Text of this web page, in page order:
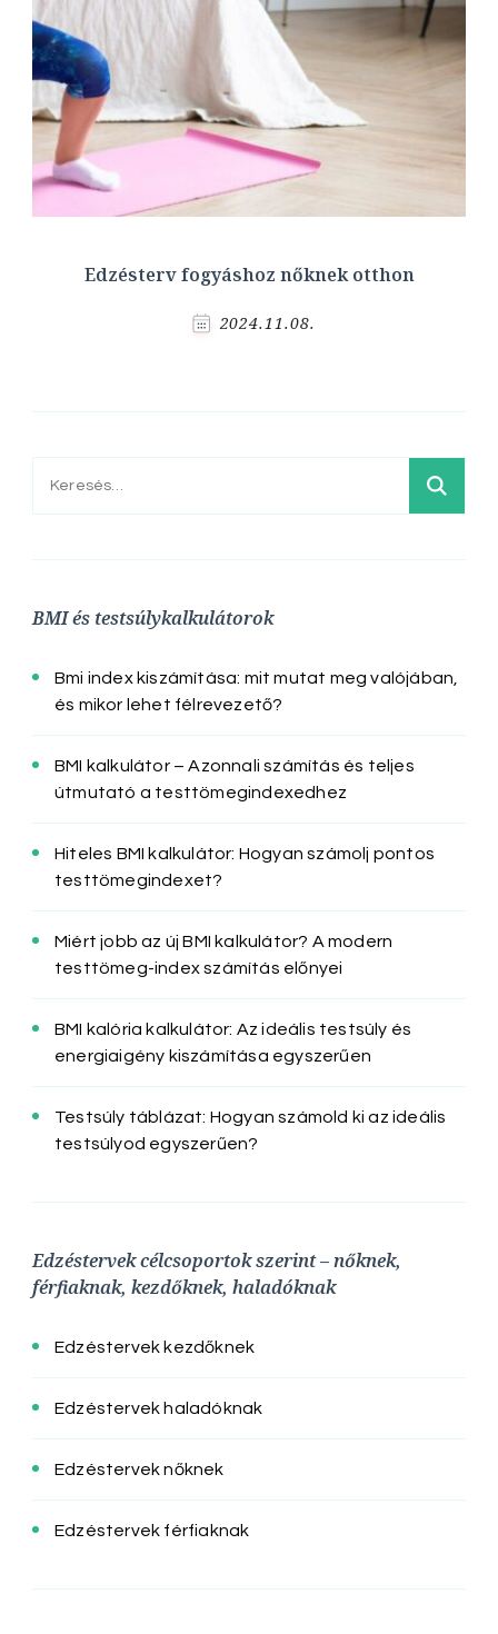
Edzésterv fogyáshoz nőknek otthon
2024.11.08.
Keresés:
BMI és testsúlykalkulátorok
Bmi index kiszámítása: mit mutat meg valójában,
és mikor lehet félrevezető?
BMI kalkulátor – Azonnali számítás és teljes
útmutató a testtömegindexedhez
Hiteles BMI kalkulátor: Hogyan számolj pontos
testtömegindexet?
Miért jobb az új BMI kalkulátor? A modern
testtömeg-index számítás előnyei
BMI kalória kalkulátor: Az ideális testsúly és
energiaigény kiszámítása egyszerűen
Testsúly táblázat: Hogyan számold ki az ideális
testsúlyod egyszerűen?
Edzéstervek célcsoportok szerint – nőknek,
férfiaknak, kezdőknek, haladóknak
Edzéstervek kezdőknek
Edzéstervek haladóknak
Edzéstervek nőknek
Edzéstervek férfiaknak